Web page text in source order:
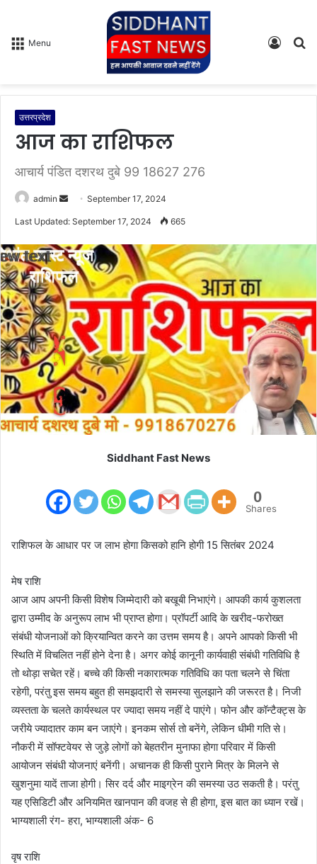
Menu
Log
उत्तरप्रदेश
आज का राशिफल
आचार्य पंडित दशरथ दुबे 99 18627 276
admin
d
a
n
e
m
a
i
l
September 17, 2024
Last Updated: September 17, 2024 665
Siddhant Fast News
0
Shares
राशिफल के आधार पर ज लाभ होगा किसको हानि होगी 15 सितंबर 2024
मेष राशि
आज आप अपनी किसी विशेष जिम्मेदारी को बखूबी निभाएंगे। आपकी कार्य कुशलता
द्वारा उम्मीद के अनुरूप लाभ भी प्राप्त होगा। प्रॉपर्टी आदि के खरीद-फरोख्त
संबंधी योजनाओं को क्रियान्वित करने का उत्तम समय है। अपने आपको किसी भी
स्थिति में विचलित नहीं होने देना है। अगर कोई कानूनी कार्यवाही संबंधी गतिविधि है
तो थोड़ा सचेत रहें। बच्चे की किसी नकारात्मक गतिविधि का पता चलने से चिंता
रहेगी, परंतु इस समय बहुत ही समझदारी से समस्या सुलझाने की जरूरत है। निजी
व्यस्तता के चलते कार्यस्थल पर ज्यादा समय नहीं दे पाएंगे। फोन और कॉन्टैक्ट्स के
जरीये ज्यादातर काम बन जाएंगे। इनकम सोर्स तो बनेंगे, लेकिन धीमी गति से।
नौकरी में सॉफ्टवेयर से जुड़े लोगों को बेहतरीन मुनाफा होगा परिवार में किसी
आयोजन संबंधी योजनाएं बनेंगी। अचानक ही किसी पुराने मित्र के मिलने से
खुशनुमा यादें ताजा होगी। सिर दर्द और माइग्रेन की समस्या उठ सकती है। परंतु
यह एसिडिटी और अनियमित खानपान की वजह से ही होगा, इस बात का ध्यान रखें।
भाग्यशाली रंग- हरा, भाग्यशाली अंक- 6
वृष राशि